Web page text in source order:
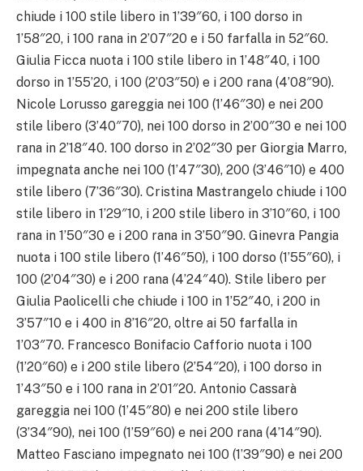
chiude i 100 stile libero in 1’39″60, i 100 dorso in
1’58″20, i 100 rana in 2’07″20 e i 50 farfalla in 52″60.
Giulia Ficca nuota i 100 stile libero in 1’48″40, i 100
dorso in 1’55’20, i 100 (2’03″50) e i 200 rana (4’08″90).
Nicole Lorusso gareggia nei 100 (1’46″30) e nei 200
stile libero (3’40″70), nei 100 dorso in 2’00″30 e nei 100
rana in 2’18″40. 100 dorso in 2’02″30 per Giorgia Marro,
impegnata anche nei 100 (1’47″30), 200 (3’46″10) e 400
stile libero (7’36″30). Cristina Mastrangelo chiude i 100
stile libero in 1’29″10, i 200 stile libero in 3’10″60, i 100
rana in 1’50″30 e i 200 rana in 3’50″90. Ginevra Pangia
nuota i 100 stile libero (1’46″50), i 100 dorso (1’55″60), i
100 (2’04″30) e i 200 rana (4’24″40). Stile libero per
Giulia Paolicelli che chiude i 100 in 1’52″40, i 200 in
3’57″10 e i 400 in 8’16″20, oltre ai 50 farfalla in
1’03″70. Francesco Bonifacio Cafforio nuota i 100
(1’20″60) e i 200 stile libero (2’54″20), i 100 dorso in
1’43″50 e i 100 rana in 2’01″20. Antonio Cassarà
gareggia nei 100 (1’45″80) e nei 200 stile libero
(3’34″90), nei 100 (1’59″60) e nei 200 rana (4’14″90).
Matteo Fasciano impegnato nei 100 (1’39″90) e nei 200